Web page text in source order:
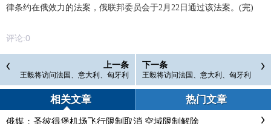
律条约在俄效力的法案，俄联邦委员会于2月22日通过该法案。(完)
评论:0
上一条
王毅将访问法国、意大利、匈牙利
和俄罗斯
下一条
王毅将访问法国、意大利、匈牙利
和俄罗斯
相关文章 热门文章
俄媒：圣彼得堡机场飞行限制取消 空域限制解除